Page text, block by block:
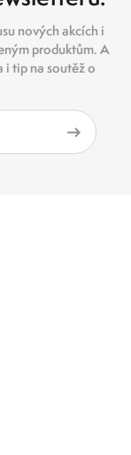
nových akcích i
produktům. A
i tip na soutěž o